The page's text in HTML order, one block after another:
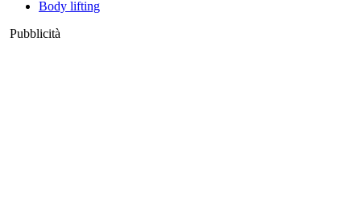
Body lifting
Pubblicità